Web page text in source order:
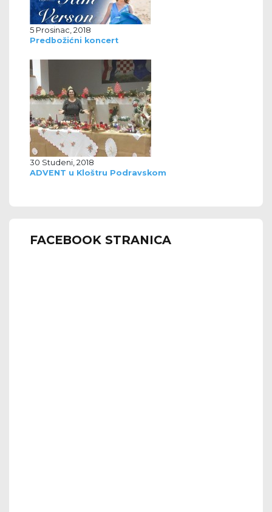
5 Prosinac, 2018
Predbožićni koncert
30 Studeni, 2018
ADVENT u Kloštru Podravskom
FACEBOOK STRANICA